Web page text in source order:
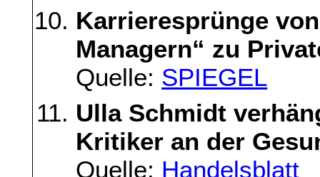
Karrieresprünge
Managern“ zu
Quelle: SPIEGEL
Ulla Schmidt
Kritiker an der
Quelle: Handelsblatt